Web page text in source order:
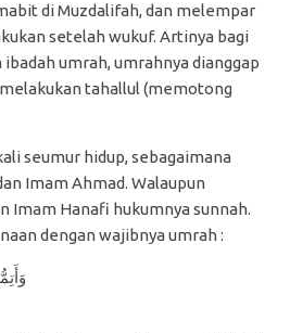
di Muzdalifah, dan melempar
setelah wukuf. Artinya bagi
umrah, umrahnya dianggap
tahallul (memotong
seumur hidup, sebagaimana
Imam Ahmad. Walaupun
Imam Hanafi hukumnya sunnah.
dengan wajibnya umrah :